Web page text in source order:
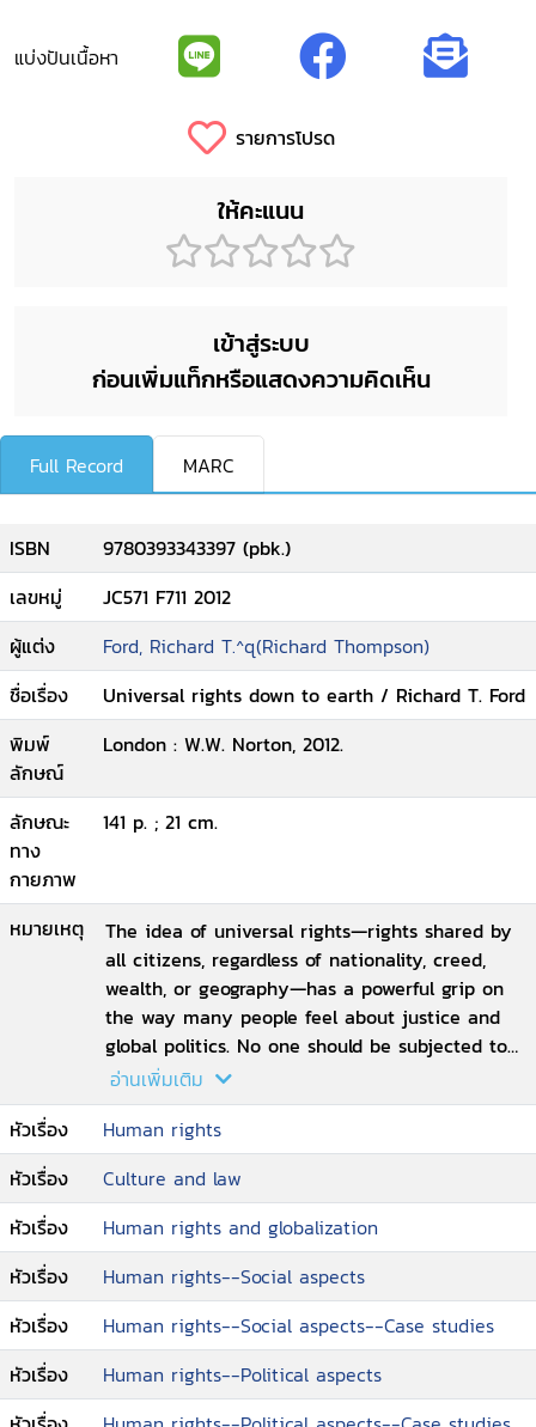
แบ่งปันเนื้อหา
รายการโปรด
ให้คะแนน
เข้าสู่ระบบ
ก่อนเพิ่มแท็กหรือแสดงความคิดเห็น
Full Record MARC
ISBN
9780393343397 (pbk.)
เลขหมู่
JC571 F711 2012
ผู้แต่ง
Ford, Richard T.^q(Richard Thompson)
ชื่อเรื่อง
Universal rights down to earth / Richard T. Ford
พิมพ์
ลักษณ์
London : W.W. Norton, 2012.
ลักษณะ
ทาง
กายภาพ
141 p. ; 21 cm.
หมายเหตุ
The idea of universal rights―rights shared by
all citizens, regardless of nationality, creed,
wealth, or geography―has a powerful grip on
the way many people feel about justice and
global politics. No one should be subjected to
torture or disappearance, to starvation or sex
trafficking, to economic exploitation or biased
treatment under the law. But when it comes
to actually enforcing these rights, the results
rarely resemble the ideal. In Universal Rights
Down to Earth, acclaimed author and legal
expert Richard Thompson Ford reveals how
attempts to apply universal human rights
principles to specific cultures can hinder
humanitarian causes and sometimes even
worsen conditions for citizens. In certain
regions, human rights ideals clash with the
limits of institutional capabilities or civic
อ่านเพิ่มเติม
หัวเรื่อง
Human rights
หัวเรื่อง
Culture and law
หัวเรื่อง
Human rights and globalization
หัวเรื่อง
Human rights--Social aspects
หัวเรื่อง
Human rights--Social aspects--Case studies
หัวเรื่อง
Human rights--Political aspects